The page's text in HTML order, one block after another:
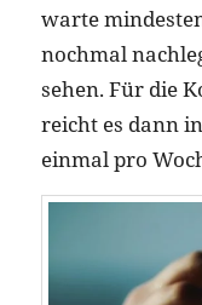
warte
nochmal
sehen. Für die
reicht es dann
einmal pro